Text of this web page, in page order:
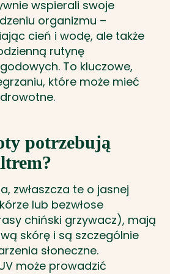
wspierali swoje
organizmu –
cień i wodę, ale także
rutynę
To kluczowe,
które może mieć
potrzebują
zwłaszcza te o jasnej
lub bezwłose
chiński grzywacz), mają
skórę i są szczególnie
słoneczne.
może prowadzić